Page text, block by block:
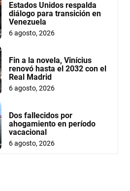
Estados Unidos respalda
diálogo para transición en
Venezuela
6 agosto, 2026
Fin a la novela, Vinícius
renovó hasta el 2032 con el
Real Madrid
6 agosto, 2026
Dos fallecidos por
ahogamiento en período
vacacional
6 agosto, 2026